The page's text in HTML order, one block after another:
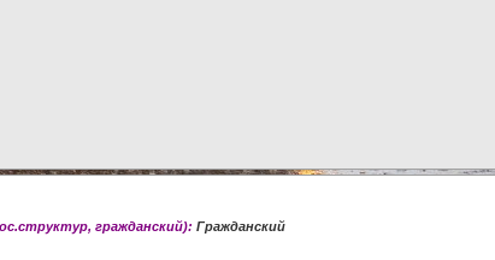
гражданский): Гражданский